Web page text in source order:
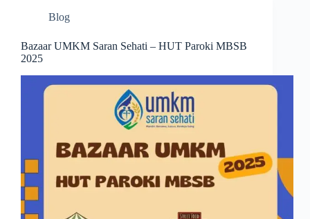
Blog
Bazaar UMKM Saran Sehati – HUT Paroki MBSB
2025